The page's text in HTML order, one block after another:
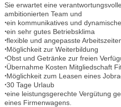
Sie erwartet eine
ambitionierten Team und
ꞏein kommunikatives und
ꞏein sehr gutes Betriebsklima
ꞏflexible und angepasste
ꞏMöglichkeit zur Weiterbildung
ꞏObst und Getränke zur freien
ꞏÜbernahme Kosten Mitgliedschaft
ꞏMöglichkeit zum Leasen eines
ꞏ30 Tage Urlaub
ꞏeine leistungsgerechte Vergütung
eines Firmenwagens.